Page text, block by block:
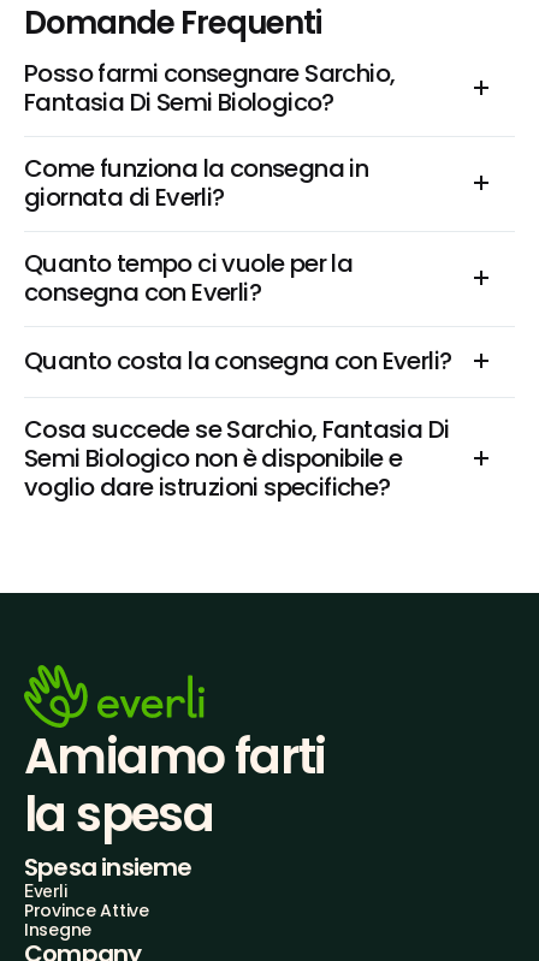
Domande Frequenti
Posso farmi consegnare Sarchio,
Fantasia Di Semi Biologico?
Come funziona la consegna in
giornata di Everli?
Quanto tempo ci vuole per la
consegna con Everli?
Quanto costa la consegna con Everli?
Cosa succede se Sarchio, Fantasia Di
Semi Biologico non è disponibile e
voglio dare istruzioni specifiche?
Amiamo farti
la spesa
Spesa insieme
Everli
Province Attive
Insegne
Company